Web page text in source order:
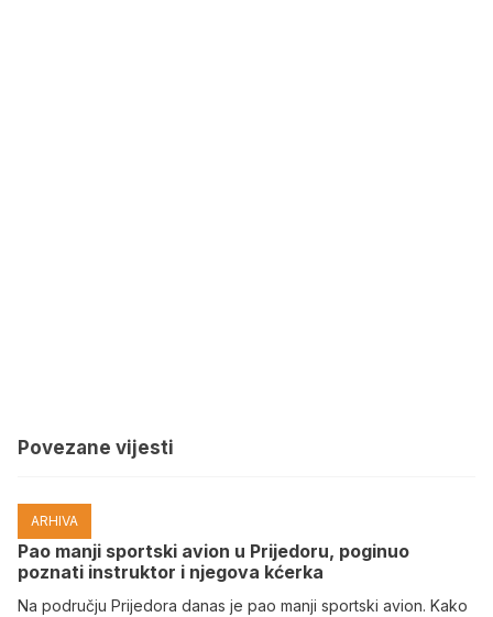
Povezane vijesti
ARHIVA
Pao manji sportski avion u Prijedoru, poginuo
poznati instruktor i njegova kćerka
Na području Prijedora danas je pao manji sportski avion. Kako